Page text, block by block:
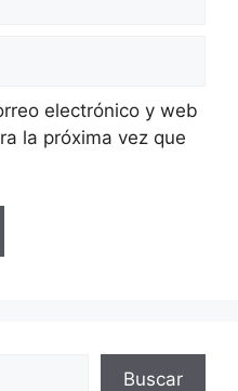
electrónico y web
la próxima vez que
Buscar